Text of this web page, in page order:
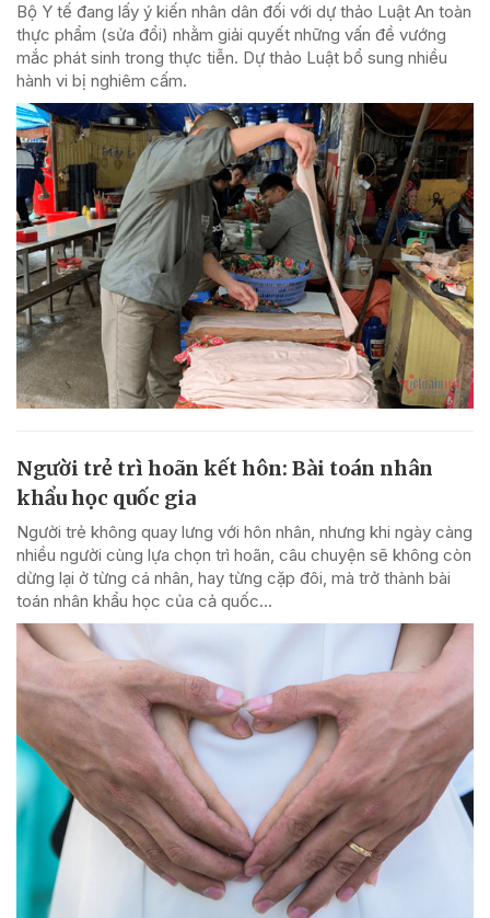
Bộ Y tế đang lấy ý kiến nhân dân đối với dự thảo Luật An toàn
thực phẩm (sửa đổi) nhằm giải quyết những vấn đề vướng
mắc phát sinh trong thực tiễn. Dự thảo Luật bổ sung nhiều
hành vi bị nghiêm cấm.
Người trẻ trì hoãn kết hôn: Bài toán nhân
khẩu học quốc gia
Người trẻ không quay lưng với hôn nhân, nhưng khi ngày càng
nhiều người cùng lựa chọn trì hoãn, câu chuyện sẽ không còn
dừng lại ở từng cá nhân, hay từng cặp đôi, mà trở thành bài
toán nhân khẩu học của cả quốc...